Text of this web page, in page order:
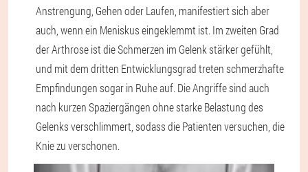
Anstrengung, Gehen oder Laufen, manifestiert sich aber
auch, wenn ein Meniskus eingeklemmt ist. Im zweiten Grad
der Arthrose ist die Schmerzen im Gelenk stärker gefühlt,
und mit dem dritten Entwicklungsgrad treten schmerzhafte
Empfindungen sogar in Ruhe auf. Die Angriffe sind auch
nach kurzen Spaziergängen ohne starke Belastung des
Gelenks verschlimmert, sodass die Patienten versuchen, die
Knie zu verschonen.